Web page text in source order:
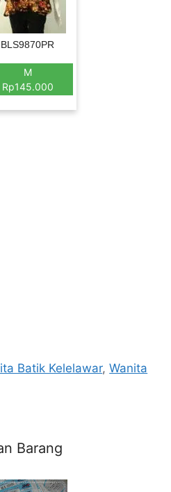
BLS9870PR
M
Rp145.000
Batik Kelelawar,Wanita
Barang